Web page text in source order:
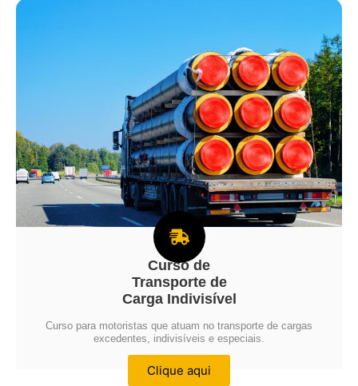
Curso de
Transporte de
Carga Indivisível
Curso para motoristas que atuam no transporte de cargas
excedentes, indivisíveis e especiais.
Clique aqui